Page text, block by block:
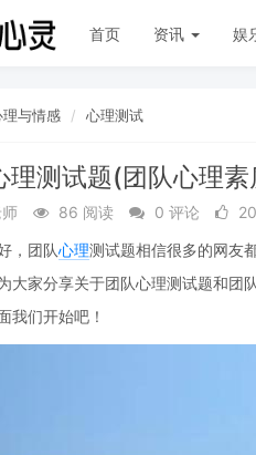
首页 资讯 娱
理与情感 心理测试
理测试题(团队心理
86 阅读 0 评论
，团队心理测试题相信很多的网友
大家分享关于团队心理测试题和团
我们开始吧！